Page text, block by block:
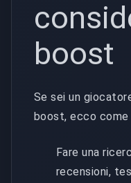
boost
Se sei un
boost, ecco
Fare una
recensioni,